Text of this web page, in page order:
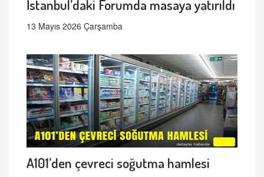
İstanbul’daki Forumda masaya yatırıldı
13 Mayıs 2026 Çarşamba
A101’den çevreci soğutma hamlesi